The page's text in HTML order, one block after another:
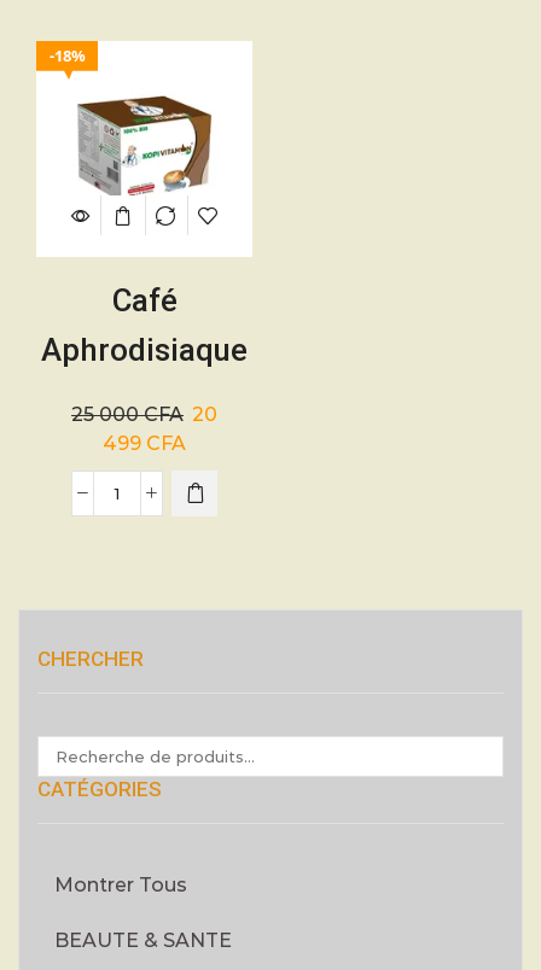
18%
Café
Aphrodisiaque
Kopivitamin –
100% Bio –
Homme et
25 000CFA 20
499 CFA
CHERCHER
CATÉGORIES
Montrer Tous
BEAUTE & SANTE